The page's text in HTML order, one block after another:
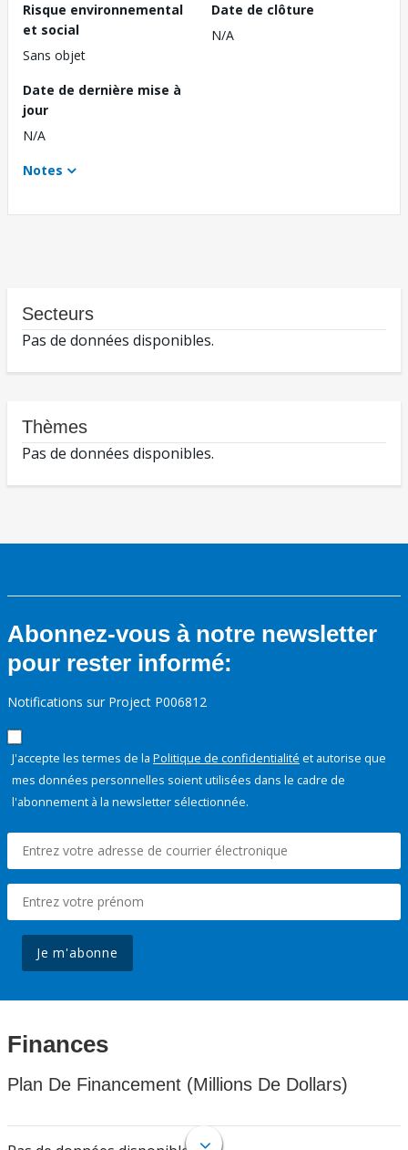
Risque environnemental
et social
Sans objet
Date de clôture
N/A
Date de dernière mise à
jour
N/A
Notes
Secteurs
Pas de données disponibles.
Thèmes
Pas de données disponibles.
Abonnez-vous à notre newsletter
pour rester informé:
Notifications sur Project P006812
J'accepte les termes de la Politique de confidentialité et autorise que
mes données personnelles soient utilisées dans le cadre de
l'abonnement à la newsletter sélectionnée.
Je m'abonne
Finances
Plan De Financement (Millions De Dollars)